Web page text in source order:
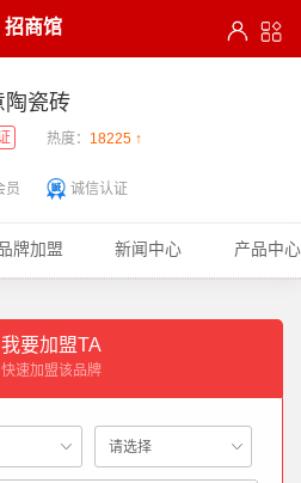
招商馆
陶瓷砖
热度： 18225 ↑
员 诚信认证
牌加盟 新闻中心 产品中心
我要加盟TA
快速加盟该品牌